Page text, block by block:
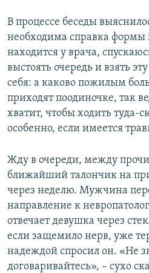
В процессе беседы
необходима справка
находится у врача,
выстоять очередь и взять
себя: а каково пожилым
приходят поодиночке, так
хватит, чтобы ходить туда-
особенно, если имеется
Жду в очереди, между
ближайший талончик на
через неделю. Мужчина
направление к
отвечает девушка через
если защемило нерв, уже
надеждой спросил он. «Не
договаривайтесь», – сухо